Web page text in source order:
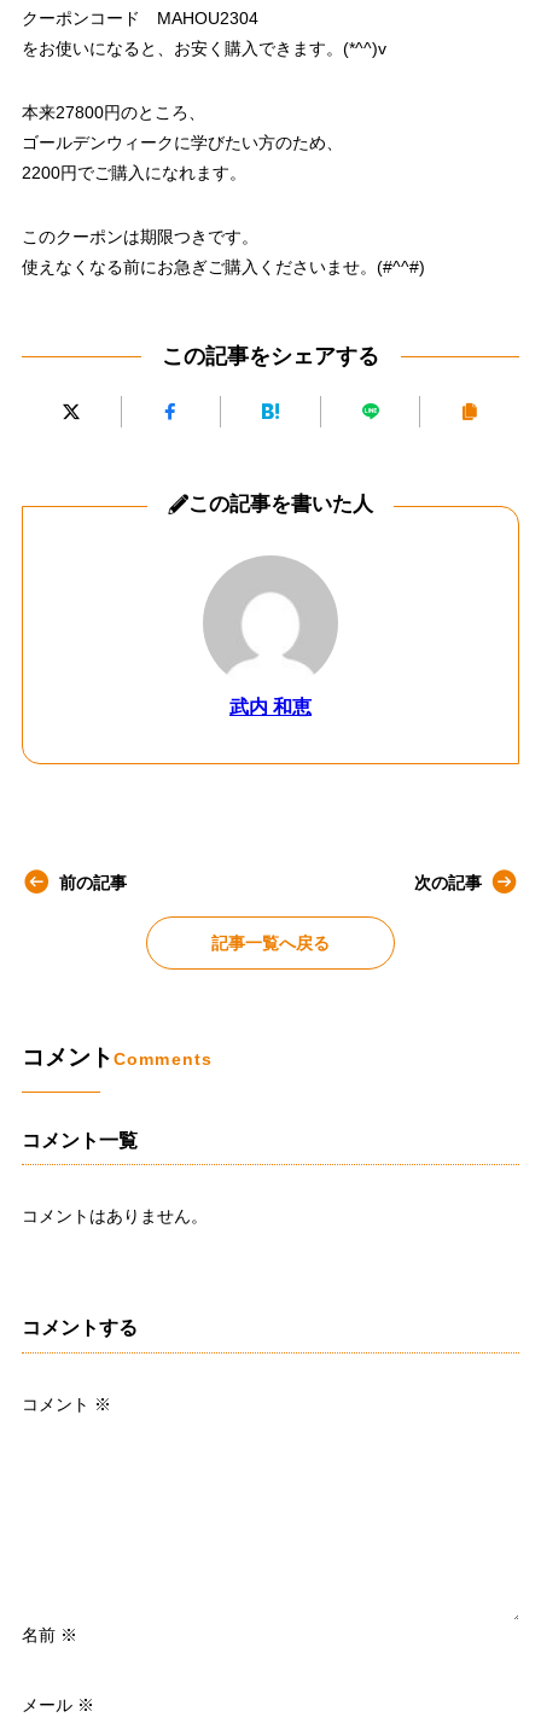
クーポンコード MAHOU2304
をお使いになると、お安く購入できます。(*^^)v
本来27800円のところ、
ゴールデンウィークに学びたい方のため、
2200円でご購入になれます。
このクーポンは期限つきです。
使えなくなる前にお急ぎご購入くださいませ。(#^^#)
この記事をシェアする
この記事を書いた人
武内 和恵
前の記事
記事一覧へ戻る
次の記事
コメントComments
コメント一覧
コメントはありません。
コメントする
コメント ※
名前 ※
メール ※